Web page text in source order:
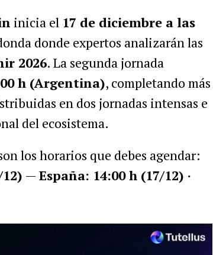
inicia el 17 de diciembre a las
donde expertos analizarán las
2026. La segunda jornada
h (Argentina), completando más
en dos jornadas intensas e
del ecosistema.
los horarios que debes agendar:
— España: 14:00 h (17/12) ·